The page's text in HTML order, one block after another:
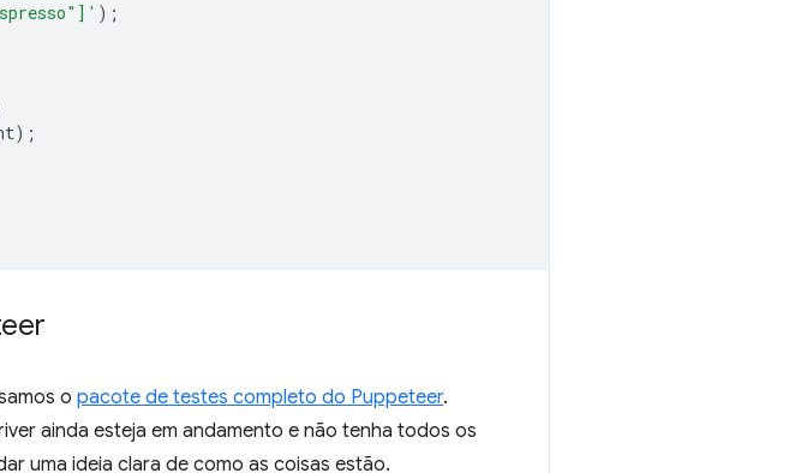
);
);
o pacote de testes completo do Puppeteer.
ainda esteja em andamento e não tenha todos os
uma ideia clara de como as coisas estão.